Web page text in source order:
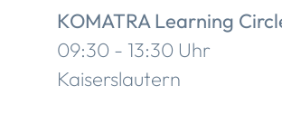
KOMATRA Learning
09:30 - 13:30 Uhr
Kaiserslautern